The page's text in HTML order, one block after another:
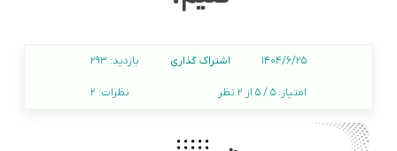
1404/6/25 اشتراک گذاری بازدید:293
امتیاز: 5 / 5 از 2 نظر نظرات: 2